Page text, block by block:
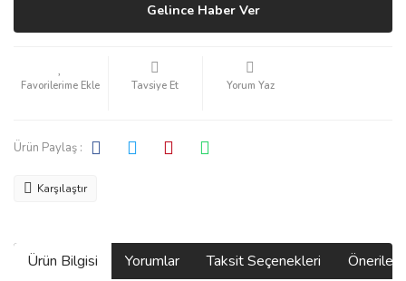
Gelince Haber Ver
Tavsiye Et Yorum Yaz
Ürün Paylaş :
Karşılaştır
Ürün Bilgisi Yorumlar Taksit Seçenekleri